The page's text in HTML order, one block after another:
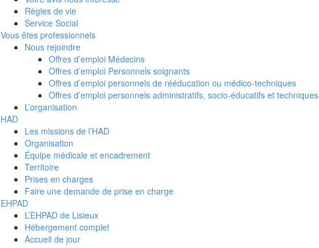
Règles de vie
Service Social
Vous êtes professionnels
Nous rejoindre
Offres d’emploi Médecins
Offres d’emploi Personnels soignants
Offres d’emploi personnels de rééducation ou médico-techniques
Offres d’emploi personnels administratifs, socio-éducatifs et techniques
L’organisation
HAD
Les missions de l’HAD
Organisation
Équipe médicale et encadrement
Territoire
Prises en charges
Faire une demande de prise en charge
EHPAD
L’EHPAD de Lisieux
Hébergement complet
Accueil de jour